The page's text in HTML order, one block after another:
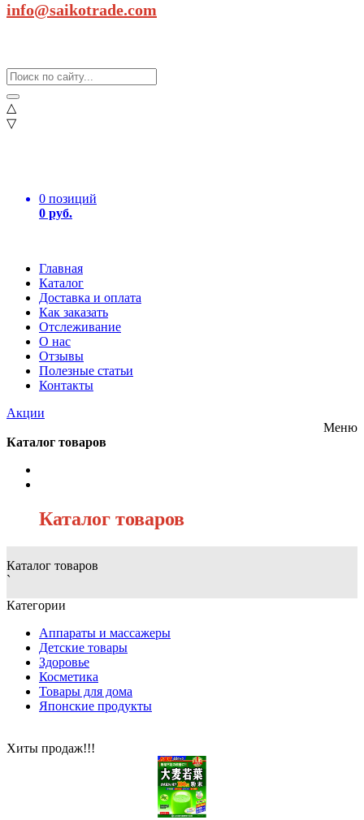
info@saikotrade.com
△
▽
0 позиций
0 руб.
Главная
Каталог
Доставка и оплата
Как заказать
Отслеживание
О нас
Отзывы
Полезные статьи
Контакты
Акции
Меню
Каталог товаров
Каталог товаров
Каталог товаров
`
Категории
Аппараты и массажеры
Детские товары
Здоровье
Косметика
Товары для дома
Японские продукты
Хиты продаж!!!